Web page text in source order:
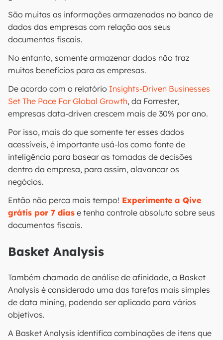
São muitas as informações armazenadas no banco de
dados das empresas com relação aos seus
documentos fiscais.
No entanto, somente armazenar dados não traz
muitos benefícios para as empresas.
De acordo com o relatório Insights-Driven Businesses
Set The Pace For Global Growth, da Forrester,
empresas data-driven crescem mais de 30% por ano.
Por isso, mais do que somente ter esses dados
acessíveis, é importante usá-los como fonte de
inteligência para basear as tomadas de decisões
dentro da empresa, para assim, alavancar os
negócios.
Então não perca mais tempo! Experimente a Qive
grátis por 7 dias e tenha controle absoluto sobre seus
documentos fiscais.
Basket Analysis
Também chamado de análise de afinidade, a Basket
Analysis é considerado uma das tarefas mais simples
de data mining, podendo ser aplicado para vários
objetivos.
A Basket Analysis identifica combinações de itens que